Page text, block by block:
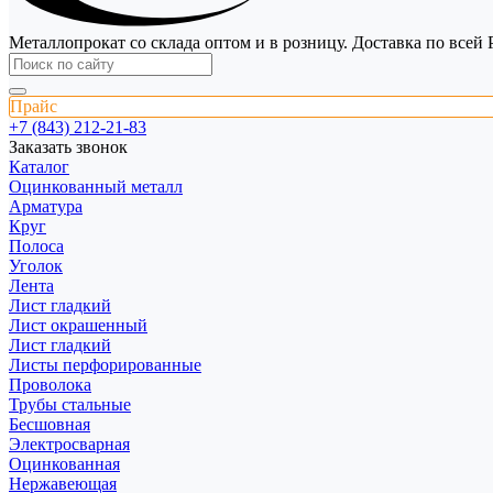
Металлопрокат со склада оптом и в розницу. Доставка по всей
Прайс
+7 (843) 212-21-83
Заказать звонок
Каталог
Оцинкованный металл
Арматура
Круг
Полоса
Уголок
Лента
Лист гладкий
Лист окрашенный
Лист гладкий
Листы перфорированные
Проволока
Трубы стальные
Бесшовная
Электросварная
Оцинкованная
Нержавеющая